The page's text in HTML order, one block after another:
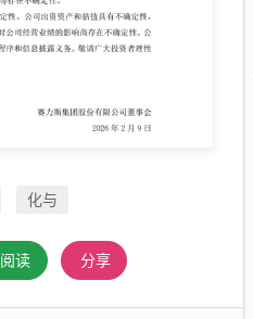
化与
阅读 分享